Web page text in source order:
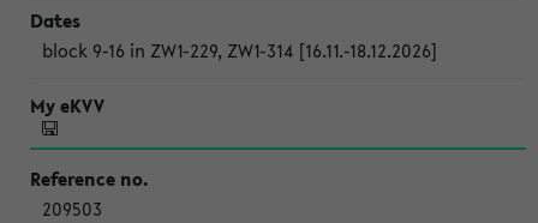
block 9-16 in ZW1-229, ZW1-314 [16.11.-18.12.2026]
209503